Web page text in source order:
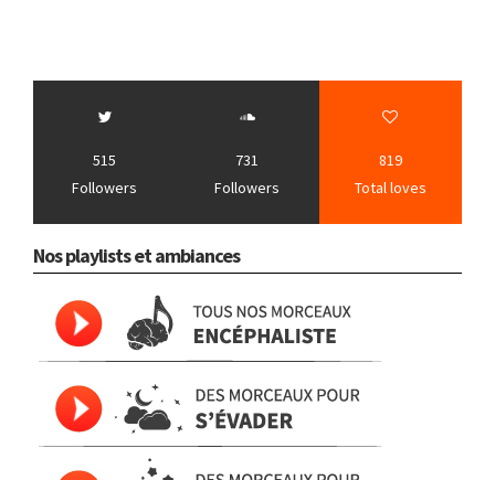
515
Followers
731
Followers
819
Total loves
Nos playlists et ambiances